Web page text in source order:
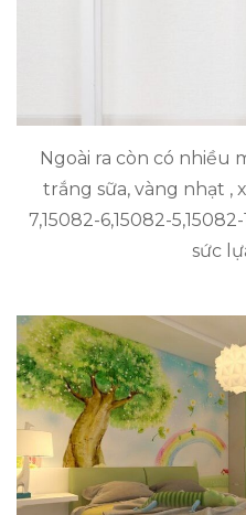
Ngoài ra còn có nhiều
trắng sữa, vàng nhạt ,
7,15082-6,15082-
sức